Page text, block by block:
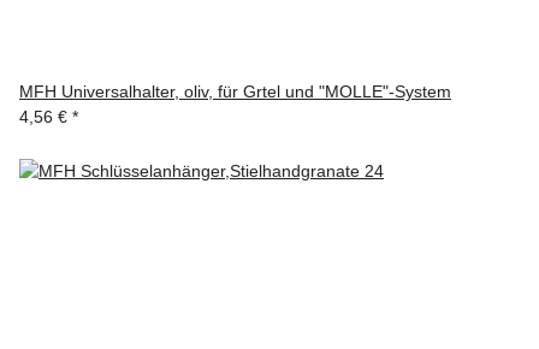
MFH Universalhalter, oliv, für Grtel und "MOLLE"-System
4,56 € *